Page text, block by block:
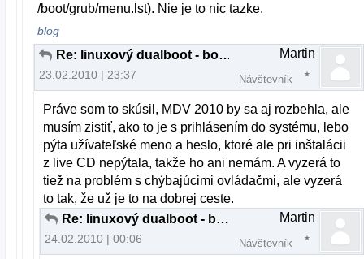
/boot/grub/menu.lst). Nie je to nic tazke.
blog
Re: linuxový dualboot - body pripojenia
23.02.2010 | 23:37
Martin
Návštevník
Práve som to skúsil, MDV 2010 by sa aj rozbehla, ale
musím zistiť, ako to je s prihlásením do systému, lebo
pýta užívateľské meno a heslo, ktoré ale pri inštalácii
z live CD nepýtala, takže ho ani nemám. A vyzerá to
tiež na problém s chýbajúcimi ovládačmi, ale vyzerá
to tak, že už je to na dobrej ceste.
Re: linuxový dualboot - body pripojenia
24.02.2010 | 00:06
Martin
Návštevník